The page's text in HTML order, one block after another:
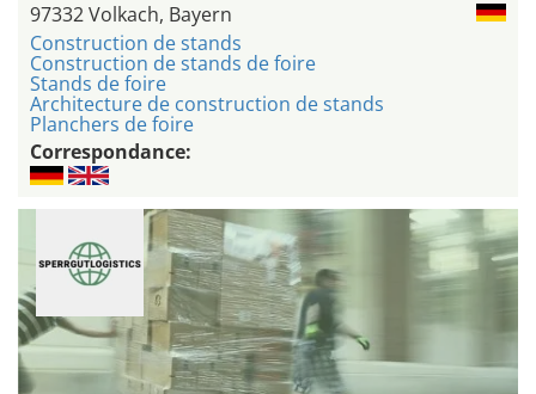
97332 Volkach, Bayern
Construction de stands
Construction de stands de foire
Stands de foire
Architecture de construction de stands
Planchers de foire
Correspondance: